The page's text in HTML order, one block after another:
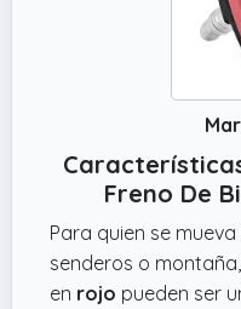
Freno De
Para quien se
senderos o
en rojo pueden ser